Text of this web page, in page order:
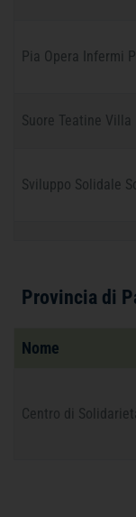
Pia Opera Infermi
Suore Teatine Villa
Sviluppo Solidale
Provincia di
Nome
Centro di